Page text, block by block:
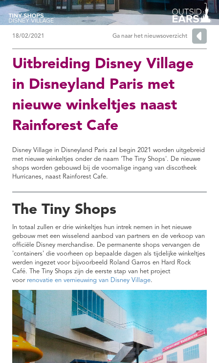
18/02/2021 Ga naar het nieuwsoverzicht
Uitbreiding Disney Village
in Disneyland Paris met
nieuwe winkeltjes naast
Rainforest Cafe
Disney Village in Disneyland Paris zal begin 2021 worden uitgebreid
met nieuwe winkeltjes onder de naam 'The Tiny Shops'. De nieuwe
shops worden gebouwd bij de voornalige ingang van discotheek
Hurricanes, naast Rainforest Cafe.
The Tiny Shops
In totaal zullen er drie winkeltjes hun intrek nemen in het nieuwe
gebouw met een wisselend aanbod van partners en de verkoop van
officiële Disney merchandise. De permanente shops vervangen de
'containers' die voorheen op bepaalde dagen als tijdelijke winkeltjes
werden ingezet voor bijvoorbeeld Roland Garros en Hard Rock
Café. The Tiny Shops zijn de eerste stap van het project
voor renovatie en vernieuwing van Disney Village.